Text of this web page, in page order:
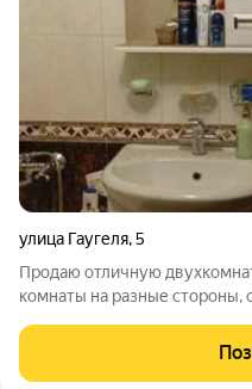
улица Гаугеля,5
Продаю отличную
комнаты на разные стороны,
кабинет из кладовой,
магазины, остановка